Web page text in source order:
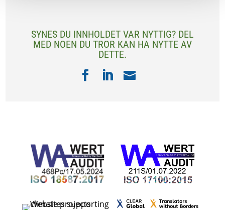
SYNES DU INNHOLDET VAR NYTTIG? DEL
MED NOEN DU TROR KAN HA NYTTE AV
DETTE.